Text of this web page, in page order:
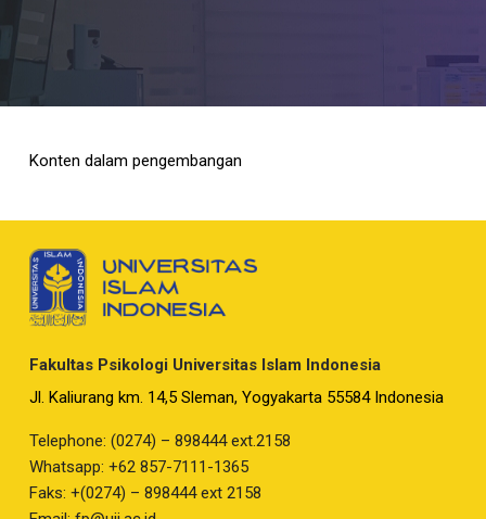
Konten dalam pengembangan
Fakultas Psikologi Universitas Islam Indonesia
Jl. Kaliurang km. 14,5 Sleman, Yogyakarta 55584 Indonesia
Telephone: (0274) – 898444 ext.2158
Whatsapp: +62 857-7111-1365
Faks: +(0274) – 898444 ext 2158